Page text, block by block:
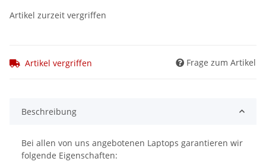
Artikel zurzeit vergriffen
Artikel vergriffen Frage zum Artikel
Beschreibung
Bei allen von uns angebotenen Laptops garantieren wir
folgende Eigenschaften: